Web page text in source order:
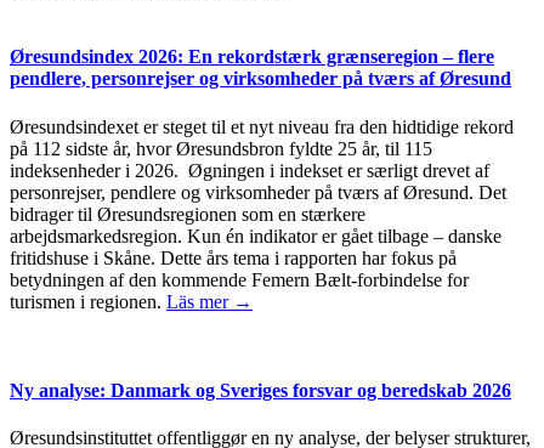
Øresundsindex 2026: En rekordstærk grænseregion – flere
pendlere, personrejser og virksomheder på tværs af Øresund
Øresundsindexet er steget til et nyt niveau fra den hidtidige rekord
på 112 sidste år, hvor Øresundsbron fyldte 25 år, til 115
indeksenheder i 2026. Øgningen i indekset er særligt drevet af
personrejser, pendlere og virksomheder på tværs af Øresund. Det
bidrager til Øresundsregionen som en stærkere
arbejdsmarkedsregion. Kun én indikator er gået tilbage – danske
fritidshuse i Skåne. Dette års tema i rapporten har fokus på
betydningen af den kommende Femern Bælt-forbindelse for
turismen i regionen. Läs mer →
Ny analyse: Danmark og Sveriges forsvar og beredskab 2026
Øresundsinstituttet offentliggør en ny analyse, der belyser strukturer,